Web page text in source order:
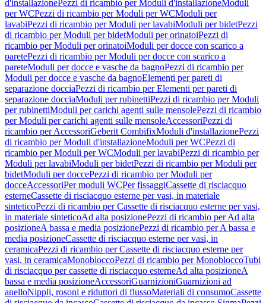
d'installazionePezzi di ricambio per Moduli d'installazioneModuli
per WCPezzi di ricambio per Moduli per WCModuli per
lavabiPezzi di ricambio per Moduli per lavabiModuli per bidetPezzi
di ricambio per Moduli per bidetModuli per orinatoiPezzi di
ricambio per Moduli per orinatoiModuli per docce con scarico a
paretePezzi di ricambio per Moduli per docce con scarico a
pareteModuli per docce e vasche da bagnoPezzi di ricambio per
Moduli per docce e vasche da bagnoElementi per pareti di
separazione docciaPezzi di ricambio per Elementi per pareti di
separazione docciaModuli per rubinettiPezzi di ricambio per Moduli
per rubinettiModuli per carichi agenti sulle mensolePezzi di ricambio
per Moduli per carichi agenti sulle mensoleAccessoriPezzi di
ricambio per AccessoriGeberit CombifixModuli d'installazionePezzi
di ricambio per Moduli d'installazioneModuli per WCPezzi di
ricambio per Moduli per WCModuli per lavabiPezzi di ricambio per
Moduli per lavabiModuli per bidetPezzi di ricambio per Moduli per
bidetModuli per doccePezzi di ricambio per Moduli per
docceAccessoriPer moduli WCPer fissaggiCassette di risciacquo
esterneCassette di risciacquo esterne per vasi, in materiale
sinteticoPezzi di ricambio per Cassette di risciacquo esterne per vasi,
in materiale sinteticoAd alta posizionePezzi di ricambio per Ad alta
posizioneA bassa e media posizionePezzi di ricambio per A bassa e
media posizioneCassette di risciacquo esterne per vasi, in
ceramicaPezzi di ricambio per Cassette di risciacquo esterne per
vasi, in ceramicaMonobloccoPezzi di ricambio per MonobloccoTubi
di risciacquo per cassette di risciacquo esterneAd alta posizioneA
bassa e media posizioneAccessoriGuarnizioniGuarnizioni ad
anelloNippli, rosoni e riduttori di flussoMateriali di consumoCassette